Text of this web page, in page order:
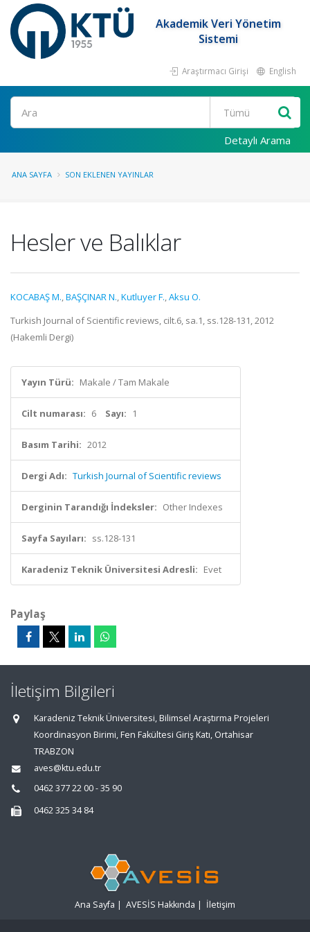
Akademik Veri Yönetim
Sistemi
Araştırmacı Girişi English
Ara
Detaylı Arama
ANA SAYFA SON EKLENEN YAYINLAR
Hesler ve Balıklar
KOCABAŞ M.,BAŞÇINAR N.,Kutluyer F.,Aksu O.
Turkish Journal of Scientific reviews, cilt.6, sa.1, ss.128-131, 2012
(Hakemli Dergi)
Yayın Türü: Makale / Tam Makale
Cilt numarası: 6 Sayı: 1
Basım Tarihi: 2012
Dergi Adı: Turkish Journal of Scientific reviews
Derginin Tarandığı İndeksler: Other Indexes
Sayfa Sayıları: ss.128-131
Karadeniz Teknik Üniversitesi Adresli: Evet
Paylaş
İletişim Bilgileri
Karadeniz Teknik Üniversitesi, Bilimsel Araştırma Projeleri
Koordinasyon Birimi, Fen Fakültesi Giriş Katı, Ortahisar
TRABZON
aves@ktu.edu.tr
0462 377 22 00 - 35 90
0462 325 34 84
Ana Sayfa | AVESİS Hakkında | İletişim